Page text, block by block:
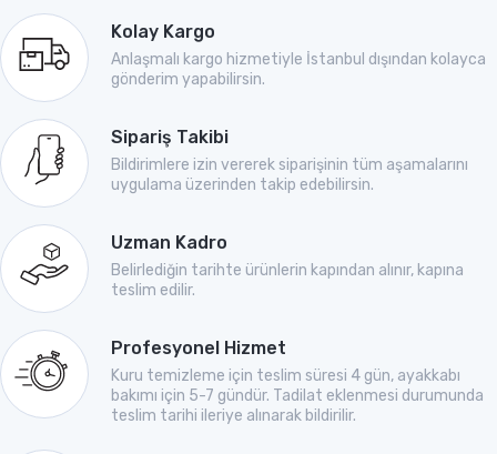
Kolay Kargo
Anlaşmalı kargo hizmetiyle İstanbul dışından kolayca
gönderim yapabilirsin.
Sipariş Takibi
Bildirimlere izin vererek siparişinin tüm aşamalarını
uygulama üzerinden takip edebilirsin.
Uzman Kadro
Belirlediğin tarihte ürünlerin kapından alınır, kapına
teslim edilir.
Profesyonel Hizmet
Kuru temizleme için teslim süresi 4 gün, ayakkabı
bakımı için 5-7 gündür. Tadilat eklenmesi durumunda
teslim tarihi ileriye alınarak bildirilir.